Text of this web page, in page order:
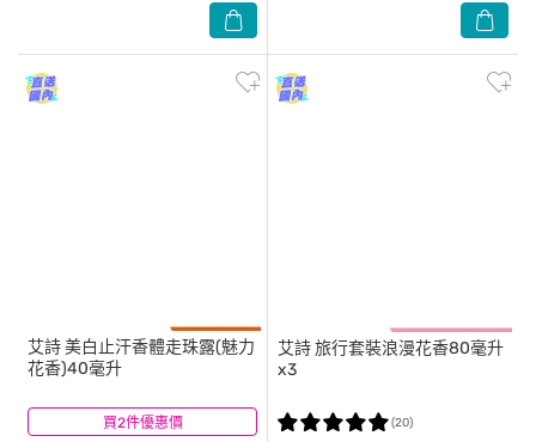
買2件優惠價
艾詩美白止汗香體走珠露(魅力
花香)40毫升
(22)
艾詩旅行套裝浪漫花香80毫升
x3
(20)